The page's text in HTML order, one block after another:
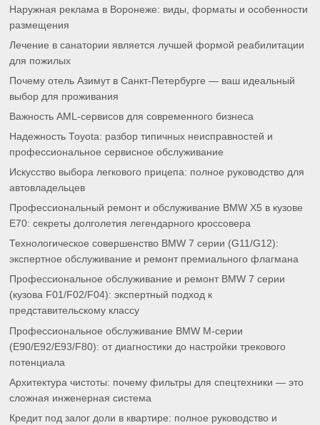
Наружная реклама в Воронеже: виды, форматы и особенности
размещения
Лечение в санатории является лучшей формой реабилитации
для пожилых
Почему отель Азимут в Санкт-Петербурге — ваш идеальный
выбор для проживания
Важность AML-сервисов для современного бизнеса
Надежность Toyota: разбор типичных неисправностей и
профессиональное сервисное обслуживание
Искусство выбора легкового прицепа: полное руководство для
автовладельцев
Профессиональный ремонт и обслуживание BMW X5 в кузове
E70: секреты долголетия легендарного кроссовера
Технологическое совершенство BMW 7 серии (G11/G12):
экспертное обслуживание и ремонт премиального флагмана
Профессиональное обслуживание и ремонт BMW 7 серии
(кузова F01/F02/F04): экспертный подход к
представительскому классу
Профессиональное обслуживание BMW M-серии
(E90/E92/E93/F80): от диагностики до настройки трекового
потенциала
Архитектура чистоты: почему фильтры для спецтехники — это
сложная инженерная система
Кредит под залог доли в квартире: полное руководство и